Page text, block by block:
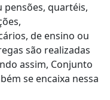
pensões, quartéis,
de ensino ou
são realizadas
assim, Conjunto
se encaixa nessa